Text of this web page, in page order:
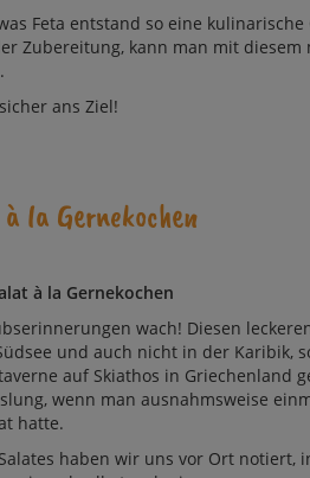
Feta entstand so ei­ne
Zu­be­rei­tung, kann man mit
ans Ziel!
la Ger­ne­kochen
à la Ger­ne­kochen
wach! Die­sen
und auch nicht in der Ka­ribik,
auf Skiathos in Grie­chen­land
wenn man ausnahms­wei­se
hatte.
ha­ben wir uns vor Ort no­tiert,